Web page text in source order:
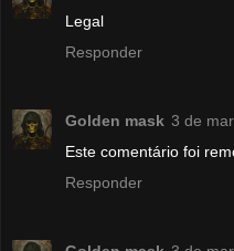
Legal
Responder
Golden mask 3 de
Este comentário foi
Responder